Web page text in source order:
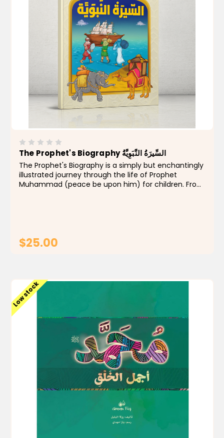
The Prophet's Biography السِّيرَةُ النَّبَوِيَّةُ
The Prophet's Biography is a simply but enchantingly
illustrated journey through the life of Prophet
Muhammad (peace be upon him) for children. From
$25.00
Low stock